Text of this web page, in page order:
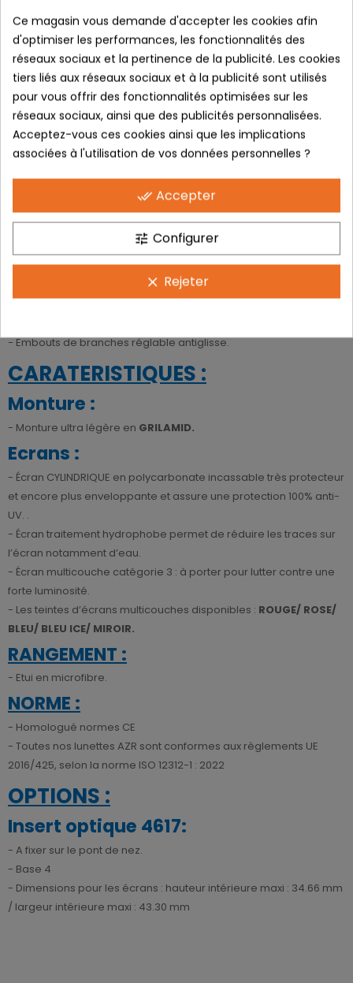
Enfin, pour les porteurs de
lunettes de vue, possibilité de
faire monter des verres
optiques sur l’insert optique réf
4617.
LES + PRODUITS :
- Écran cylindrique ultra couvrant.
- Écran de haute qualité 4 ventilations pour favoriser le flux d’air et
- Embouts de branches réglable antiglisse.
CARATERISTIQUES :
Monture :
- Monture ultra légère en GRILAMID.
Ecrans :
- Écran CYLINDRIQUE en polycarbonate incassable très protecteur
et encore plus enveloppante et assure une protection 100% anti-
UV. .
- Écran traitement hydrophobe permet de réduire les traces sur
l’écran notamment d’eau.
- Écran multicouche catégorie 3 : à porter pour lutter contre une
forte luminosité.
- Les teintes d’écrans multicouches disponibles : ROUGE/ ROSE/
BLEU/ BLEU ICE/ MIROIR.
RANGEMENT :
- Etui en microfibre.
NORME :
- Homologué normes CE
- Toutes nos lunettes AZR sont conformes aux règlements UE
2016/425, selon la norme ISO 12312-1 : 2022
OPTIONS :
Insert optique 4617:
- A fixer sur le pont de nez.
- Base 4
- Dimensions pour les écrans : hauteur intérieure maxi : 34.66 mm
/ largeur intérieure maxi : 43.30 mm
Ce magasin vous demande d'accepter les cookies afin
d'optimiser les performances, les fonctionnalités des
réseaux sociaux et la pertinence de la publicité. Les cookies
tiers liés aux réseaux sociaux et à la publicité sont utilisés
pour vous offrir des fonctionnalités optimisées sur les
réseaux sociaux, ainsi que des publicités personnalisées.
Acceptez-vous ces cookies ainsi que les implications
associées à l'utilisation de vos données personnelles ?
done_all Accepter
tune Configurer
clear Rejeter